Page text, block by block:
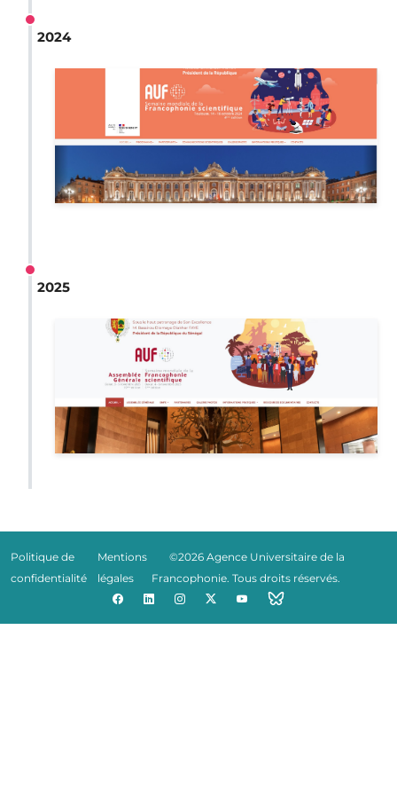
2024
2025
Politique de
confidentialité
Mentions
légales
©2026 Agence Universitaire de la
Francophonie. Tous droits réservés.